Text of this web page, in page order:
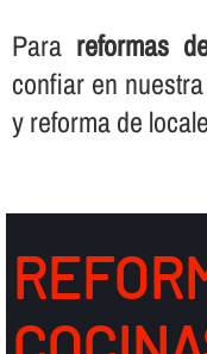
Para reformas
confiar en
y reforma de